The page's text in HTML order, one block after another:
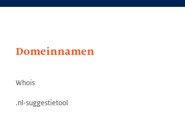
Domeinnamen
Whois
.nl-suggestietool